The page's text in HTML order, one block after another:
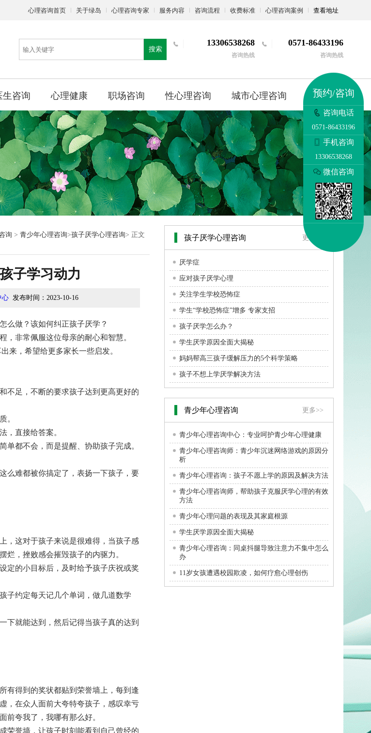
心理咨询首页 关于绿岛 心理咨询专家 服务内容 咨询流程 收费标准 心理咨询案例 查看地址
搜索
13306538268
咨询热线
0571-86433196
咨询热线
生咨询 心理健康 职场咨询 性心理咨询 城市心理咨询 更多
询 > 青少年心理咨询>孩子厌学心理咨询> 正文
子学习动力
心 发布时间： 2023-10-16
么做？该如何纠正孩子厌学？
，非常佩服这位母亲的耐心和智慧。
来，希望给更多家长一些启发。
不足，不断的要求孩子达到更高更好的
。
，直接给答案。
单都不会，而是提醒、协助孩子完成。
么难都被你搞定了，表扬一下孩子，要
，这对于孩子来说是很难得，当孩子感
烂，挫败感会摧毁孩子的内驱力。
定的小目标后，及时给予孩子庆祝或奖
子约定每天记几个单词，做几道数学
下就能达到，然后记得当孩子真的达到
有得到的奖状都贴到荣誉墙上，每到逢
，在众人面前大夸特夸孩子，感叹幸亏
前夸我了，我哪有那么好。
荣誉墙，让孩子时刻能看到自己曾经的
孩子厌学心理咨询 更多>>
厌学症
应对孩子厌学心理
关注学生学校恐怖症
学生“学校恐怖症”增多 专家支招
孩子厌学怎么办？
学生厌学原因全面大揭秘
妈妈帮高三孩子缓解压力的5个科学策略
孩子不想上学厌学解决方法
青少年心理咨询 更多>>
青少年心理咨询中心：专业呵护青少年心理健康
青少年心理咨询师：青少年沉迷网络游戏的原因分
析
青少年心理咨询：孩子不愿上学的原因及解决方法
青少年心理咨询师，帮助孩子克服厌学心理的有效
方法
青少年心理问题的表现及其家庭根源
学生厌学原因全面大揭秘
青少年心理咨询：同桌抖腿导致注意力不集中怎么
办
11岁女孩遭遇校园欺凌，如何疗愈心理创伤
预约/咨询
咨询电话
0571-86433196
手机咨询
13306538268
微信咨询